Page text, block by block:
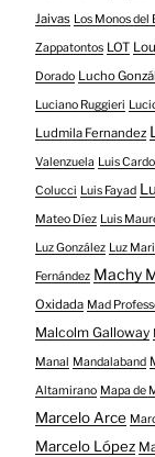
Jaivas Los Monos del
Zappatontos LOT
Dorado Lucho
Luciano Ruggieri
Ludmila Fernandez
Valenzuela Luis
Colucci Luis Fayad
Mateo Díez Luis
Luz González Luz
Fernández Machy
Oxidada Mad
Malcolm Galloway
Manal Mandalaband
Altamirano Mapa de
Marcelo Arce
Marcelo López